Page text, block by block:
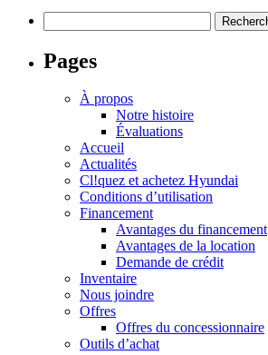
Pages
À propos
Notre histoire
Évaluations
Accueil
Actualités
Cl!quez et achetez Hyundai
Conditions d’utilisation
Financement
Avantages du financement
Avantages de la location
Demande de crédit
Inventaire
Nous joindre
Offres
Offres du concessionnaire
Outils d’achat